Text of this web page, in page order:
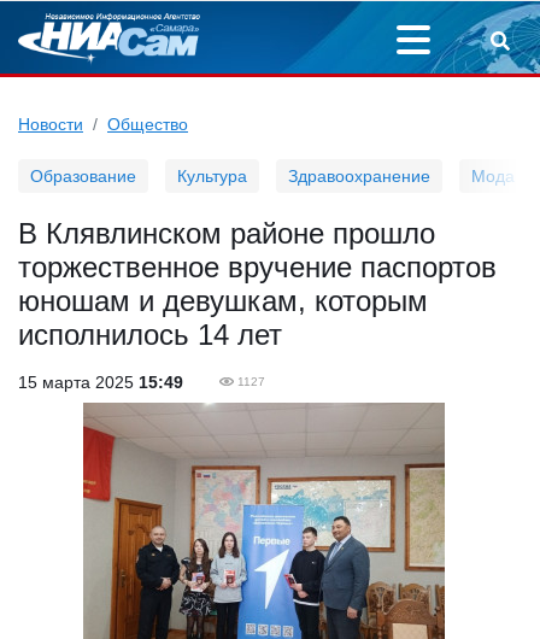
Новости Общество
Образование Культура Здравоохранение Мода
В Клявлинском районе прошло
торжественное вручение паспортов
юношам и девушкам, которым
исполнилось 14 лет
15 марта 2025 15:49 1127